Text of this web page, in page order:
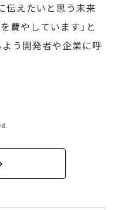
伝えたいと思う未来
費やしています」と
う開発者や企業に呼